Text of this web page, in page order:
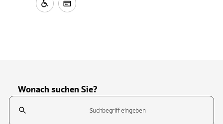
Wonach suchen Sie?
Suchfeld